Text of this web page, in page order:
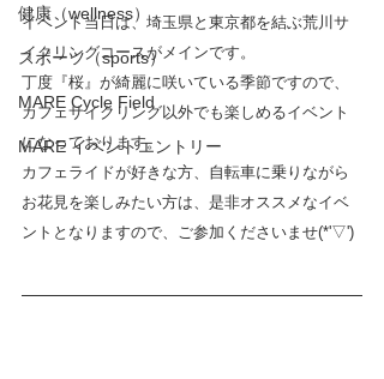
健康（wellness）
スポーツ（sports）
MARE Cycle Field
MARE イベントエントリー
イベント当日は、埼玉県と東京都を結ぶ荒川サ
イクリングコースがメインです。
丁度『桜』が綺麗に咲いている季節ですので、
カフェサイクリング以外でも楽しめるイベント
になっております。
カフェライドが好きな方、自転車に乗りながら
お花見を楽しみたい方は、是非オススメなイベ
ントとなりますので、ご参加くださいませ(*'▽')